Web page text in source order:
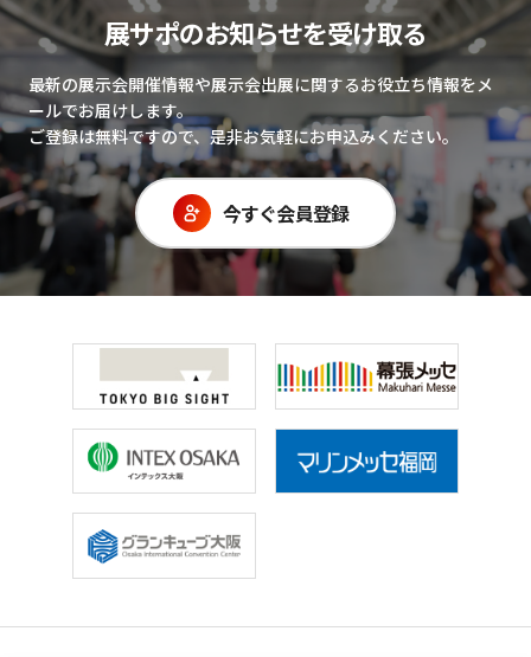
展サポのお知らせを受け取る
最新の展示会開催情報や展示会出展に関するお役立ち情報をメ
ールでお届けします。
ご登録は無料ですので、是非お気軽にお申込みください。
今すぐ会員登録